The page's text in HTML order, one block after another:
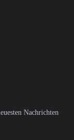
Nachrichten